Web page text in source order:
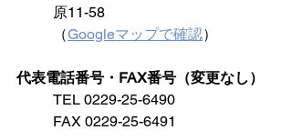
原11-58
（Googleマップで確認）
代表電話番号・FAX番号（変更なし）
TEL 0229-25-6490
FAX 0229-25-6491